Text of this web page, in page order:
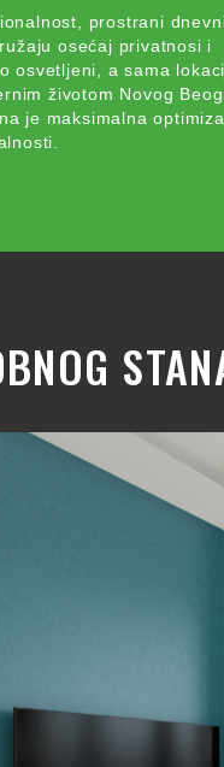
prostrani
osećaj privatnosi i
osvetljeni, a sama
životom Novog
je maksimalna